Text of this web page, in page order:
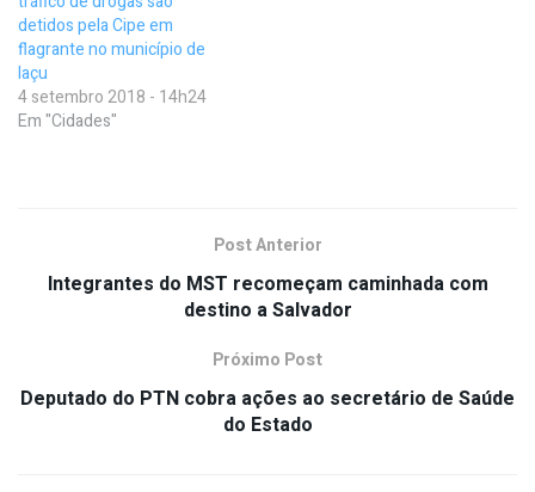
detidos pela Cipe em
flagrante no município de
Iaçu
4 setembro 2018 - 14h24
Em "Cidades"
Post Anterior
Integrantes do MST recomeçam caminhada com
destino a Salvador
Próximo Post
Deputado do PTN cobra ações ao secretário de Saúde
do Estado